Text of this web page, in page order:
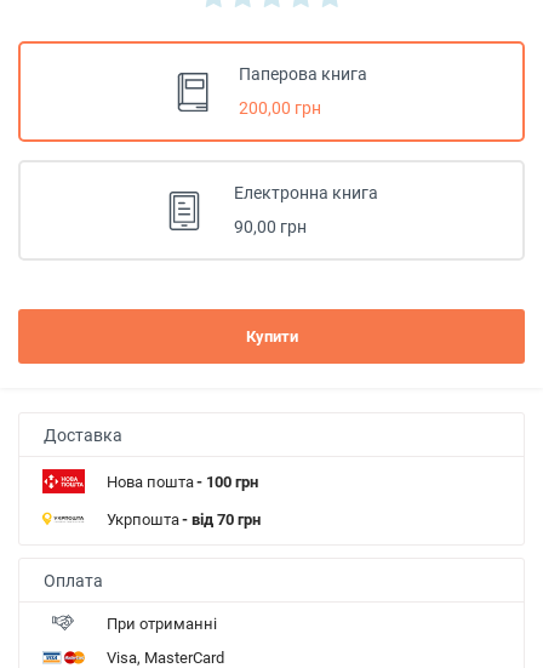
Паперова книга
200,00 грн
Електронна книга
90,00 грн
Купити
Доставка
Нова пошта- 100 грн
Укрпошта- від 70 грн
Оплата
При отриманні
Visa, MasterCard